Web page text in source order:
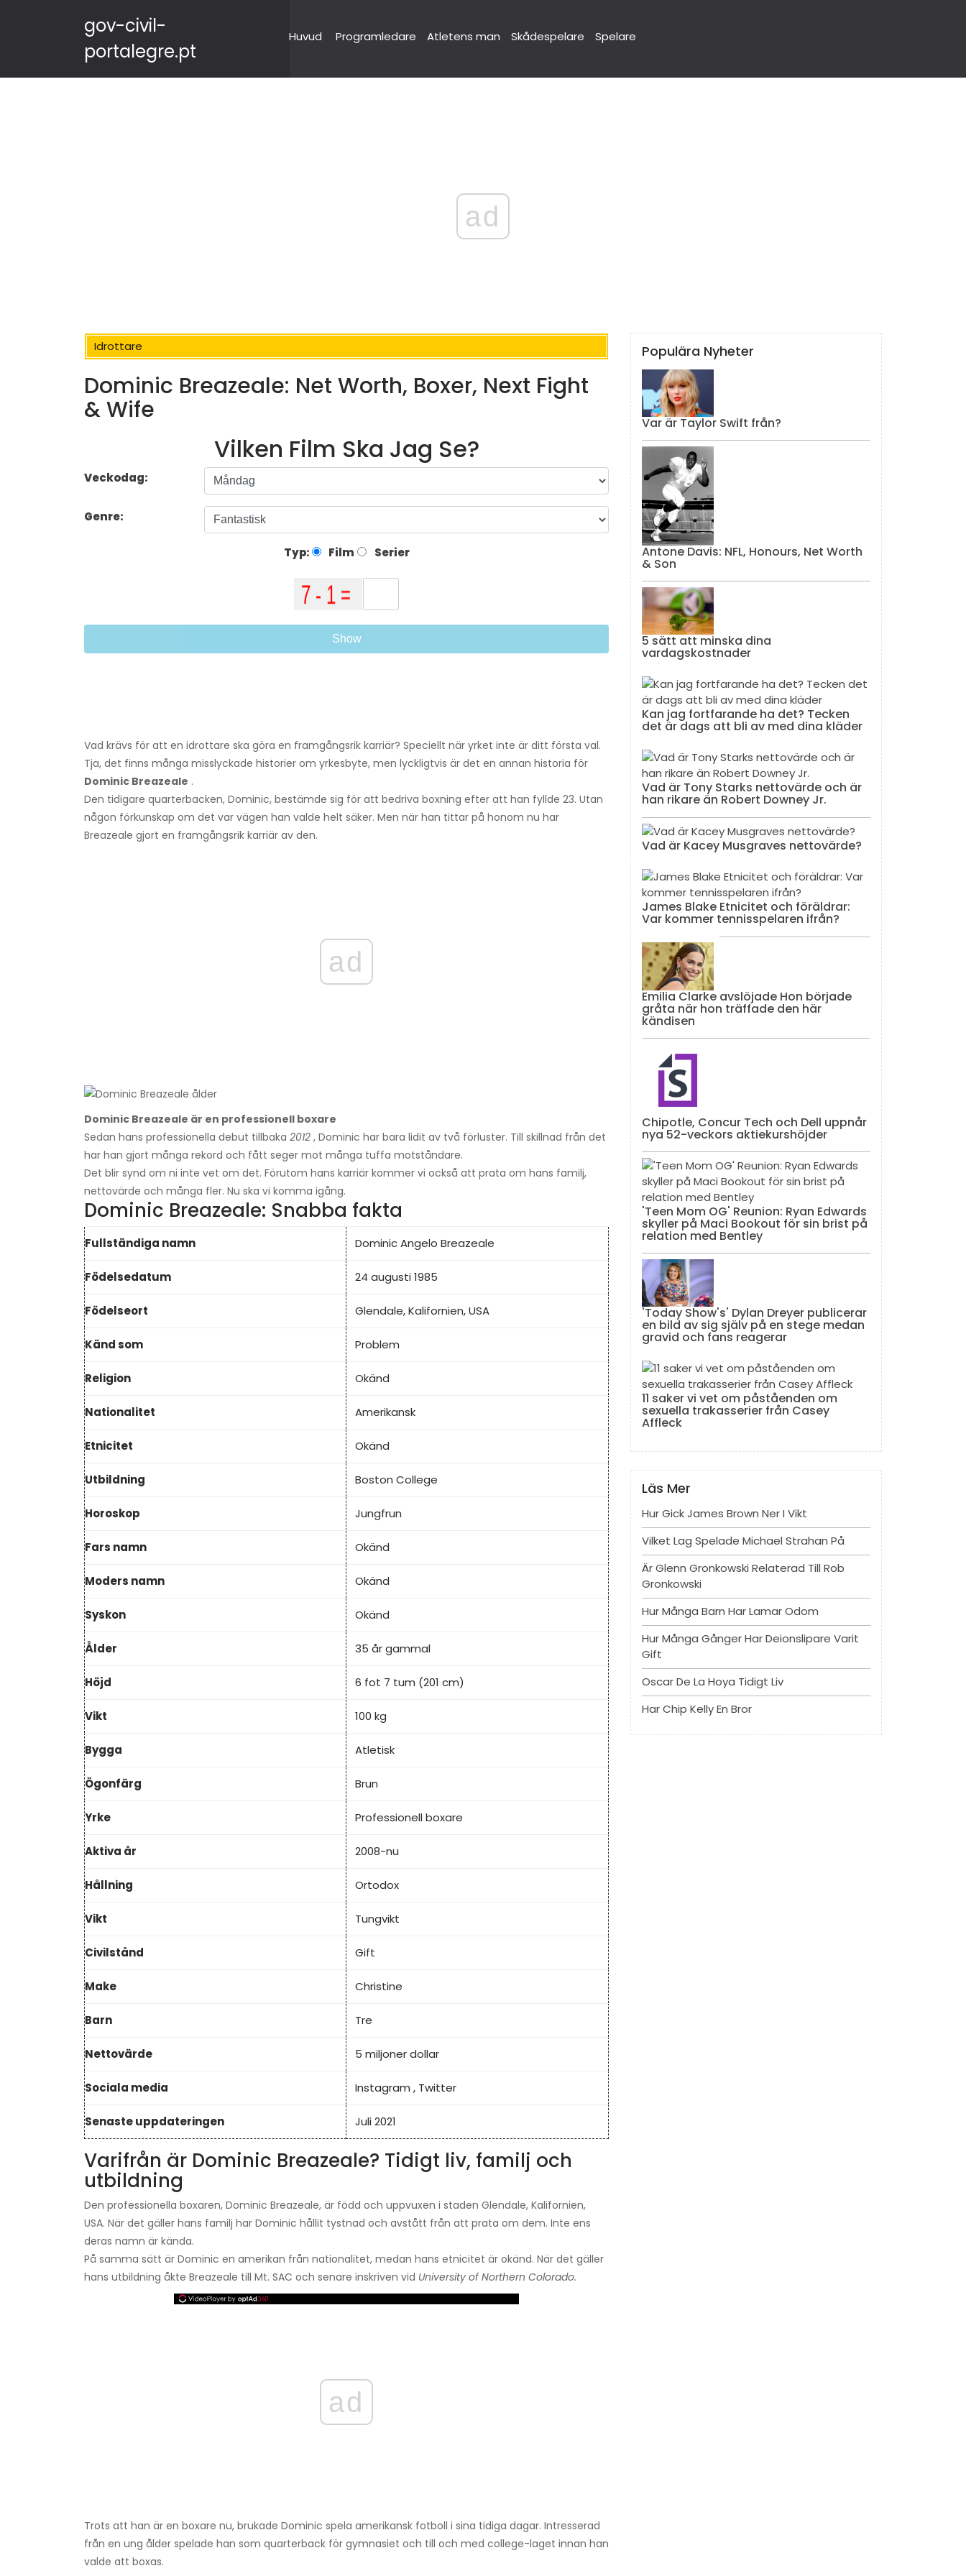
gov-civil-
portalegre.pt
Huvud Programledare Atletens man Skådespelare Spelare
ad
Idrottare
Dominic Breazeale: Net Worth, Boxer, Next Fight
& Wife
Vilken Film Ska Jag Se?
Veckodag:
Genre:
Typ: Film Serier
Show
Vad krävs för att en idrottare ska göra en framgångsrik karriär? Speciellt när yrket inte är ditt första val.
Tja, det finns många misslyckade historier om yrkesbyte, men lyckligtvis är det en annan historia för
Dominic Breazeale .
Den tidigare quarterbacken, Dominic, bestämde sig för att bedriva boxning efter att han fyllde 23. Utan
någon förkunskap om det var vägen han valde helt säker. Men när han tittar på honom nu har
Breazeale gjort en framgångsrik karriär av den.
ad
Dominic Breazeale är en professionell boxare
Sedan hans professionella debut tillbaka 2012 , Dominic har bara lidit av två förluster. Till skillnad från det
har han gjort många rekord och fått seger mot många tuffa motståndare.
Det blir synd om ni inte vet om det. Förutom hans karriär kommer vi också att prata om hans familj,
nettovärde och många fler. Nu ska vi komma igång.
Dominic Breazeale: Snabba fakta
Fullständiga namn Dominic Angelo Breazeale
Födelsedatum 24 augusti 1985
Födelseort Glendale, Kalifornien, USA
Känd som Problem
Religion Okänd
Nationalitet Amerikansk
Etnicitet Okänd
Utbildning Boston College
Horoskop Jungfrun
Fars namn Okänd
Moders namn Okänd
Syskon Okänd
Ålder 35 år gammal
Höjd 6 fot 7 tum (201 cm)
Vikt 100 kg
Bygga Atletisk
Ögonfärg Brun
Yrke Professionell boxare
Aktiva år 2008-nu
Hållning Ortodox
Vikt Tungvikt
Civilstånd Gift
Make Christine
Barn Tre
Nettovärde 5 miljoner dollar
Sociala media Instagram , Twitter
Senaste uppdateringen Juli 2021
Varifrån är Dominic Breazeale? Tidigt liv, familj och
utbildning
Den professionella boxaren, Dominic Breazeale, är född och uppvuxen i staden Glendale, Kalifornien,
USA. När det gäller hans familj har Dominic hållit tystnad och avstått från att prata om dem. Inte ens
deras namn är kända.
På samma sätt är Dominic en amerikan från nationalitet, medan hans etnicitet är okänd. När det gäller
hans utbildning åkte Breazeale till Mt. SAC och senare inskriven vid University of Northern Colorado.
ad
Trots att han är en boxare nu, brukade Dominic spela amerikansk fotboll i sina tidiga dagar. Intresserad
från en ung ålder spelade han som quarterback för gymnasiet och till och med college-laget innan han
valde att boxas.
Populära Nyheter
Var är Taylor Swift från?
Antone Davis: NFL, Honours, Net Worth
& Son
5 sätt att minska dina
vardagskostnader
Kan jag fortfarande ha det? Tecken
det är dags att bli av med dina kläder
Vad är Tony Starks nettovärde och är
han rikare än Robert Downey Jr.
Vad är Kacey Musgraves nettovärde?
James Blake Etnicitet och föräldrar:
Var kommer tennisspelaren ifrån?
Emilia Clarke avslöjade Hon började
gråta när hon träffade den här
kändisen
Chipotle, Concur Tech och Dell uppnår
nya 52-veckors aktiekurshöjder
'Teen Mom OG' Reunion: Ryan Edwards
skyller på Maci Bookout för sin brist på
relation med Bentley
'Today Show's' Dylan Dreyer publicerar
en bild av sig själv på en stege medan
gravid och fans reagerar
11 saker vi vet om påståenden om
sexuella trakasserier från Casey
Affleck
Läs Mer
Hur Gick James Brown Ner I Vikt
Vilket Lag Spelade Michael Strahan På
Är Glenn Gronkowski Relaterad Till Rob
Gronkowski
Hur Många Barn Har Lamar Odom
Hur Många Gånger Har Deionslipare Varit
Gift
Oscar De La Hoya Tidigt Liv
Har Chip Kelly En Bror